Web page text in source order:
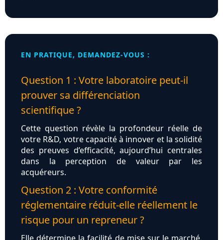
EN PRATIQUE, DEMANDEZ-VOUS :
Question 1 : Votre laboratoire peut‑il
prouver sa différenciation
scientifique ?
Cette question révèle la profondeur réelle de
votre R&D, votre capacité à innover et la solidité
des preuves d’efficacité, aujourd’hui centrales
dans la perception de valeur par les
acquéreurs.
Question 2 : Votre conformité
réglementaire réduit‑elle réellement le
risque pour un repreneur ?